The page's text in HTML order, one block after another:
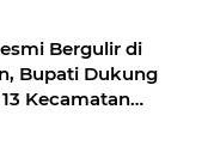
Bergulir di
Bupati Dukung
Kecamatan